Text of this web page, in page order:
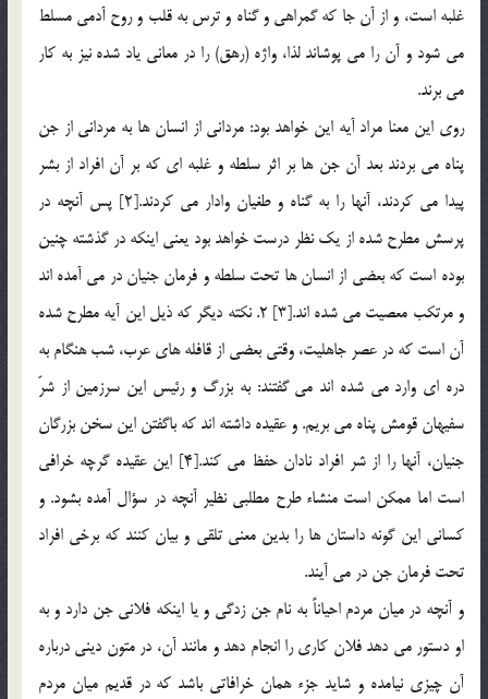
غلبه است، و از آن جا كه گمراهي و گناه و ترس به قلب و روح آدمي مسلط
مي شود و آن را مي پوشاند لذا، واژه (رهق) را در معاني ياد شده نيز به كار
مي برند.
روي اين معنا مراد آيه اين خواهد بود: مرداني از انسان ها به مرداني از جن
پناه مي بردند بعد آن جن ها بر اثر سلطه و غلبه اي كه بر آن افراد از بشر
پيدا مي كردند، آنها را به گناه و طغيان وادار مي كردند.[2] پس آنچه در
پرسش مطرح شده از يك نظر درست خواهد بود يعني اينكه در گذشته چنين
بوده است كه بعضي از انسان ها تحت سلطه و فرمان جنيان در مي آمده اند
و مرتكب معصيت مي شده اند.[3] 2. نكته ديگر كه ذيل اين آيه مطرح شده
آن است كه در عصر جاهليت، وقتي بعضي از قافله هاي عرب، شب هنگام به
دره اي وارد مي شده اند مي گفتند: به بزرگ و رئيس اين سرزمين از شرّ
سفيهان قومش پناه مي بريم. و عقيده داشته اند كه باگفتن اين سخن بزرگان
جنيان، آنها را از شر افراد نادان حفظ مي كند.[4] اين عقيده گرچه خرافي
است اما ممكن است منشاء طرح مطلبي نظير آنچه در سؤال آمده بشود. و
كساني اين گونه داستان ها را بدين معني تلقي و بيان كنند كه برخي افراد
تحت فرمان جن در مي آيند.
و آنچه در ميان مردم احياناً به نام جن زدگي و يا اينكه فلاني جن دارد و به
او دستور مي دهد فلان كاري را انجام دهد و مانند آن، در متون ديني درباره
آن چيزي نيامده و شايد جزء همان خرافاتي باشد كه در قديم ميان مردم